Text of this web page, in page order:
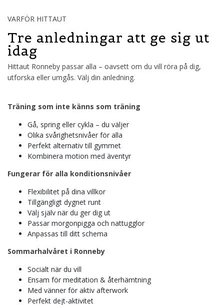
VARFÖR HITTAUT
Tre anledningar att ge sig ut
idag
Hittaut Ronneby passar alla – oavsett om du vill röra på dig,
utforska eller umgås. Välj din anledning.
Träning som inte känns som träning
Gå, spring eller cykla – du väljer
Olika svårighetsnivåer för alla
Perfekt alternativ till gymmet
Kombinera motion med äventyr
Fungerar för alla konditionsnivåer
Flexibilitet på dina villkor
Tillgängligt dygnet runt
Välj själv när du ger dig ut
Passar morgonpigga och nattugglor
Anpassas till ditt schema
Sommarhalvåret i Ronneby
Socialt när du vill
Ensam för meditation & återhämtning
Med vänner för aktiv afterwork
Perfekt dejt-aktivitet